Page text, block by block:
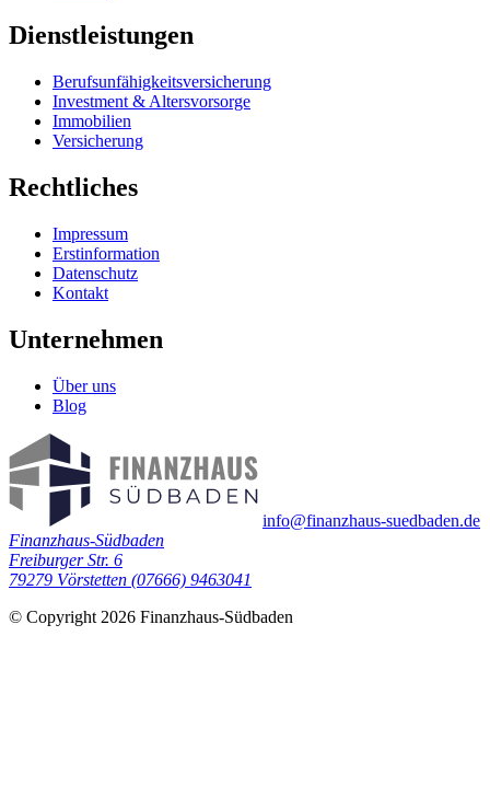
Dienstleistungen
Berufsunfähigkeits­versicherung
Investment & Altersvorsorge
Immobilien
Versicherung
Rechtliches
Impressum
Erstinformation
Datenschutz
Kontakt
Unternehmen
Über uns
Blog
info@finanzhaus-suedbaden.de
Finanzhaus-Südbaden
Freiburger Str. 6
79279 Vörstetten (07666) 9463041
© Copyright 2026 Finanzhaus-Südbaden